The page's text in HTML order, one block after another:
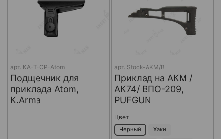
арт. KA-T-CP-Atom
Подщечник для
приклада Atom,
K.Arma
арт. Stock-AKM/B
Приклад на АКМ /
АК74/ ВПО-209,
PUFGUN
Цвет
Черный Хаки